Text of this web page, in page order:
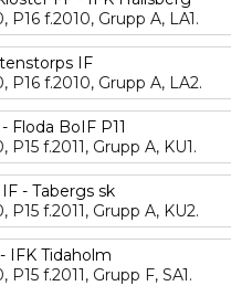
P16 f.2010, Grupp A, LA1.
IF
P16 f.2010, Grupp A, LA2.
Floda BoIF P11
P15 f.2011, Grupp A, KU1.
- Tabergs sk
P15 f.2011, Grupp A, KU2.
IFK Tidaholm
P15 f.2011, Grupp F, SA1.